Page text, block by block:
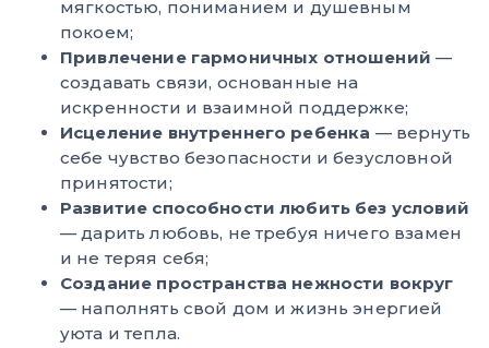
мягкостью, пониманием и душевным
покоем;
Привлечение гармоничных отношений —
создавать связи, основанные на
искренности и взаимной поддержке;
Исцеление внутреннего ребенка — вернуть
себе чувство безопасности и безусловной
принятости;
Развитие способности любить без условий
— дарить любовь, не требуя ничего взамен
и не теряя себя;
Создание пространства нежности вокруг
— наполнять свой дом и жизнь энергией
уюта и тепла.